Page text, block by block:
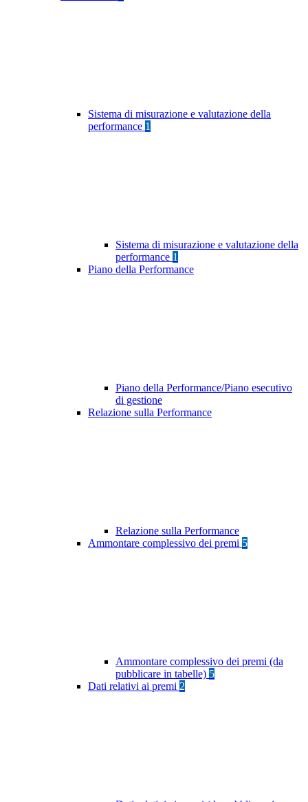
Sistema di misurazione e valutazione della
performance 1
Sistema di misurazione e valutazione della
performance 1
Piano della Performance
Piano della Performance/Piano esecutivo
di gestione
Relazione sulla Performance
Relazione sulla Performance
Ammontare complessivo dei premi 5
Ammontare complessivo dei premi (da
pubblicare in tabelle) 5
Dati relativi ai premi 2